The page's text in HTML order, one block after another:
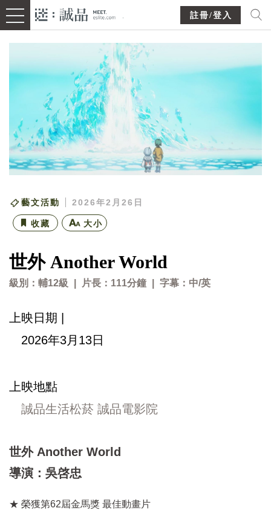
註冊/登入
藝文活動 2026年2月26日
收藏 大小
世外 Another World
級別：輔12級 片長：111分鐘 字幕：中/英
上映日期 |
2026年3月13日
上映地點
誠品生活松菸 誠品電影院
世外 Another World
導演：吳啓忠
★ 榮獲第62屆金馬獎 最佳動畫片